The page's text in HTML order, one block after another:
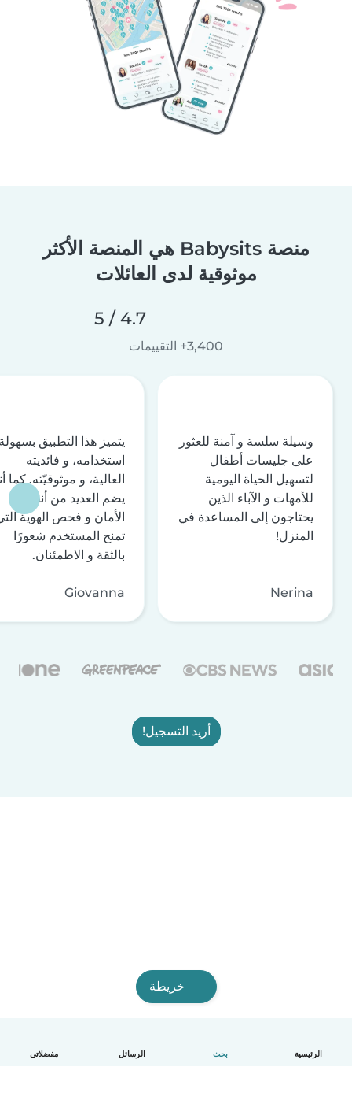
الرئيسية بحث الرسائل مفضلاتي
منصة Babysits هي المنصة الأكثر
موثوقية لدى العائلات
4.7 / 5
3,400+ التقييمات
وسيلة سلسة و آمنة للعثور
على جليسات أطفال
لتسهيل الحياة اليومية
للأمهات و الآباء الذين
يحتاجون إلى المساعدة في
المنزل!
Nerina
يتميز هذا التطبيق
استخدامه، و فائديته
العالية، و موثوقيّته. كما
يضم العديد من أنظمة
الأمان و فحص الهوية
تمنح المستخدم شعورًا
بالثقة و الاطمئنان.
Giovanna
أريد التسجيل!
خريطة